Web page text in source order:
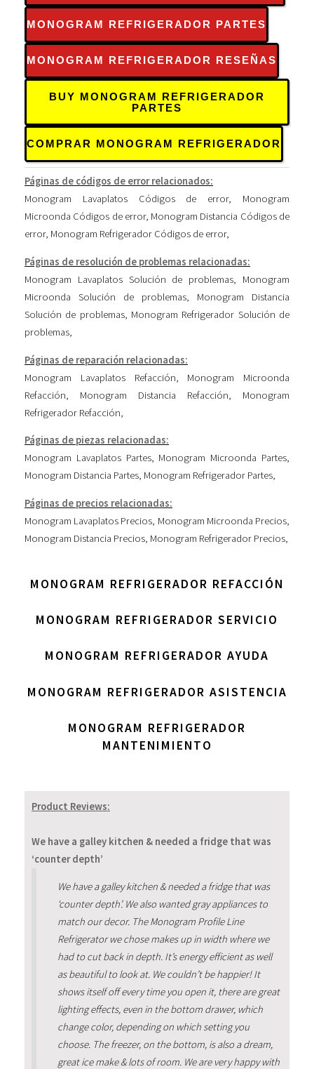
MONOGRAM REFRIGERADOR PARTES
MONOGRAM REFRIGERADOR RESEÑAS
BUY MONOGRAM REFRIGERADOR
PARTES
COMPRAR MONOGRAM REFRIGERADOR
Páginas de códigos de error relacionados:
Monogram Lavaplatos Códigos de error, Monogram
Microonda Códigos de error, Monogram Distancia Códigos de
error, Monogram Refrigerador Códigos de error,
Páginas de resolución de problemas relacionadas:
Monogram Lavaplatos Solución de problemas, Monogram
Microonda Solución de problemas, Monogram Distancia
Solución de problemas, Monogram Refrigerador Solución de
problemas,
Páginas de reparación relacionadas:
Monogram Lavaplatos Refacción, Monogram Microonda
Refacción, Monogram Distancia Refacción, Monogram
Refrigerador Refacción,
Páginas de piezas relacionadas:
Monogram Lavaplatos Partes, Monogram Microonda Partes,
Monogram Distancia Partes, Monogram Refrigerador Partes,
Páginas de precios relacionadas:
Monogram Lavaplatos Precios, Monogram Microonda Precios,
Monogram Distancia Precios, Monogram Refrigerador Precios,
MONOGRAM REFRIGERADOR REFACCIÓN
MONOGRAM REFRIGERADOR SERVICIO
MONOGRAM REFRIGERADOR AYUDA
MONOGRAM REFRIGERADOR ASISTENCIA
MONOGRAM REFRIGERADOR
MANTENIMIENTO
Product Reviews:
We have a galley kitchen & needed a fridge that was
‘counter depth’
We have a galley kitchen & needed a fridge that was
‘counter depth’. We also wanted gray appliances to
match our decor. The Monogram Profile Line
Refrigerator we chose makes up in width where we
had to cut back in depth. It’s energy efficient as well
as beautiful to look at. We couldn’t be happier! It
shows itself off every time you open it, there are great
lighting effects, even in the bottom drawer, which
change color, depending on which setting you
choose. The freezer, on the bottom, is also a dream,
great ice make & lots of room. We are very happy with